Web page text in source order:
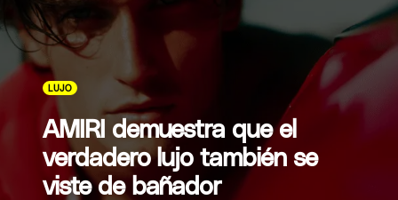
LUJO
AMIRI demuestra que el
verdadero lujo también se
viste de bañador